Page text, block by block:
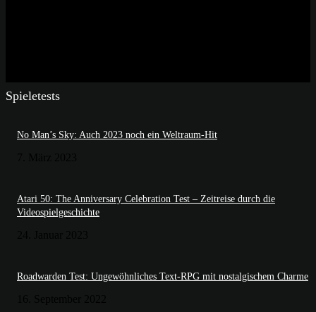
Spieletests
No Man’s Sky: Auch 2023 noch ein Weltraum-Hit
Atari 50: The Anniversary Celebration Test – Zeitreise durch die
Videospielgeschichte
Roadwarden Test: Ungewöhnliches Text-RPG mit nostalgischem Charme